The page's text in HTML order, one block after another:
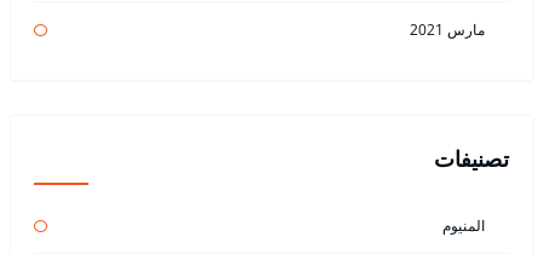
مارس 2021
تصنيفات
المنيوم